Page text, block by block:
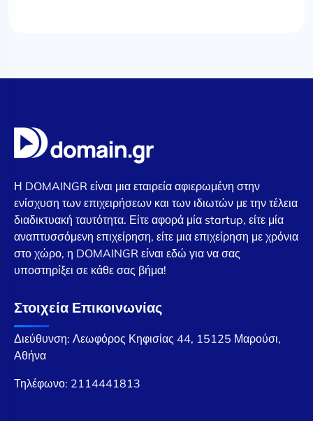
Η DOMAINGR είναι μια εταιρεία αφιερωμένη στην
ενίσχυση των επιχειρήσεων και των ιδιωτών με την τέλεια
διαδικτυακή ταυτότητα. Είτε αφορά μία startup, είτε μία
αναπτυσσόμενη επιχείρηση, είτε μια επιχείρηση με χρόνια
στο χώρο, η DOMAINGR είναι εδώ για να σας
υποστηρίξει σε κάθε σας βήμα!
Στοιχεία Επικοινωνίας
Διεύθυνση: Λεωφόρος Κηφισίας 44, 15125 Μαρούσι,
Αθήνα
Τηλέφωνο: 2114441813